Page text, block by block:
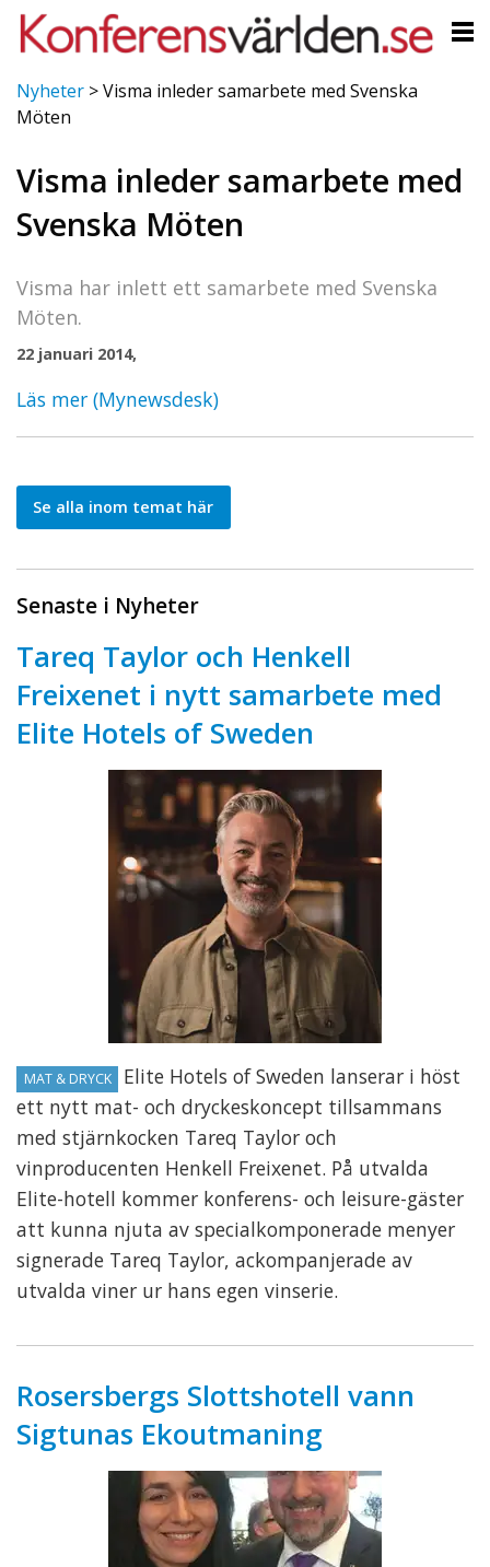
Nyheter >Visma inleder samarbete med Svenska
Möten
Visma inleder samarbete med
Svenska Möten
Visma har inlett ett samarbete med Svenska
Möten.
22 januari 2014,
Läs mer (Mynewsdesk)
Se alla inom temat här
Senaste i Nyheter
Tareq Taylor och Henkell
Freixenet i nytt samarbete med
Elite Hotels of Sweden
MAT & DRYCK
Elite Hotels of Sweden lanserar i höst
ett nytt mat- och dryckeskoncept tillsammans
med stjärnkocken Tareq Taylor och
vinproducenten Henkell Freixenet. På utvalda
Elite-hotell kommer konferens- och leisure-gäster
att kunna njuta av specialkomponerade menyer
signerade Tareq Taylor, ackompanjerade av
utvalda viner ur hans egen vinserie.
Rosersbergs Slottshotell vann
Sigtunas Ekoutmaning